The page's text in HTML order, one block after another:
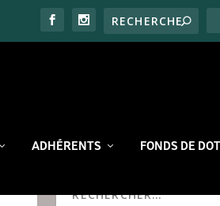
ADHÉRENTS FONDS DE